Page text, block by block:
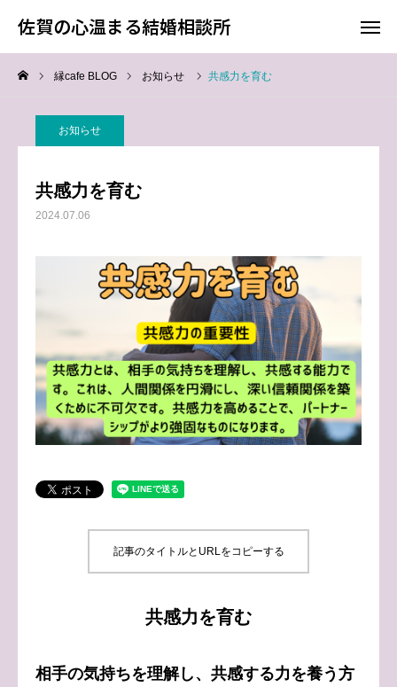
佐賀の心温まる結婚相談所
縁cafe BLOG お知らせ 共感力を育む
お知らせ
共感力を育む
2024.07.06
記事のタイトルとURLをコピーする
共感力を育む
相手の気持ちを理解し、共感する力を養う方
佐賀の心温まる結婚相談所
料金
TOP
成婚までの流れ
会員様からの喜びの声
よくあるご質問
ブログ